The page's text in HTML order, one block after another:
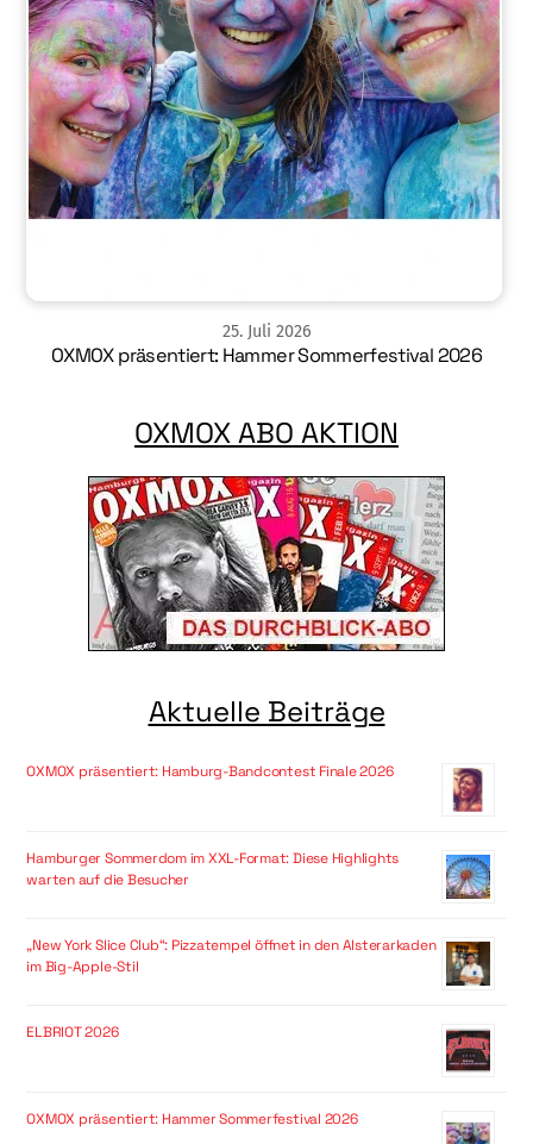
25. Juli 2026
OXMOX präsentiert: Hammer Sommerfestival 2026
OXMOX ABO AKTION
Aktuelle Beiträge
OXMOX präsentiert: Hamburg-Bandcontest Finale 2026
Hamburger Sommerdom im XXL-Format: Diese Highlights
warten auf die Besucher
„New York Slice Club“: Pizzatempel öffnet in den Alsterarkaden
im Big-Apple-Stil
ELBRIOT 2026
OXMOX präsentiert: Hammer Sommerfestival 2026